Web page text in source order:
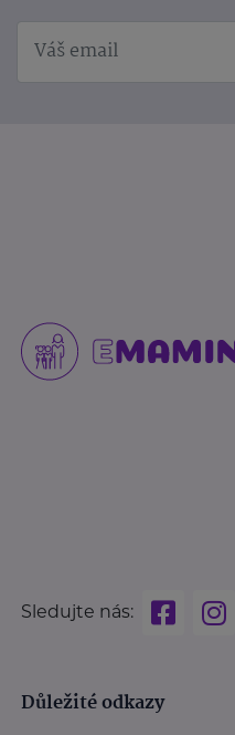
Sledujte nás:
Důležité odkazy